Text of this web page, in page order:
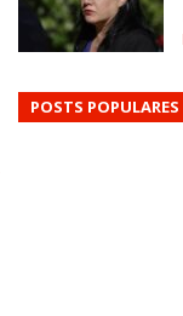
POSTS POPULARES